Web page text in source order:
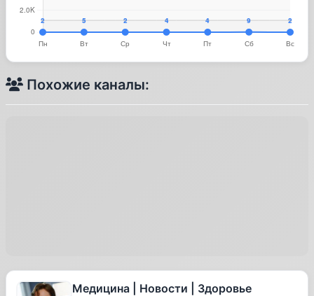
Похожие каналы:
Медицина | Новости | Здоровье